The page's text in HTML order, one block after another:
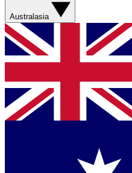
Australasia